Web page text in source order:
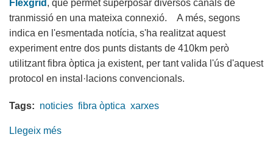
Flexgrid , que permet superposar diversos canals de
tranmissió en una mateixa connexió. A més, segons
indica en l'esmentada notícia, s'ha realitzat aquest
experiment entre dos punts distants de 410km però
utilitzant fibra òptica ja existent, per tant valida l'ús d'aquest
protocol en instal·lacions convencionals.
Tags: noticies fibra òptica xarxes
Llegeix més